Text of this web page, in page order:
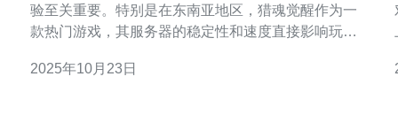
验至关重要。特别是在东南亚地区，猎魂觉醒作为一
款热门游戏，其服务器的稳定性和速度直接影响玩家
流畅度，还能够降低延迟，保障数据的安全性。 2. 东
2025年10月23日